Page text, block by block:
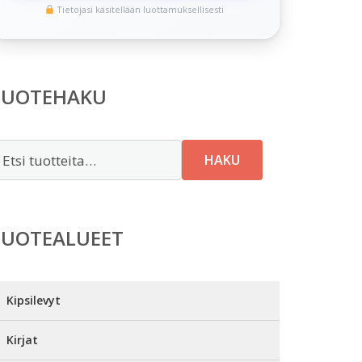
Tietojasi käsitellään luottamuksellisesti
HAKU
Kipsilevyt
Kirjat